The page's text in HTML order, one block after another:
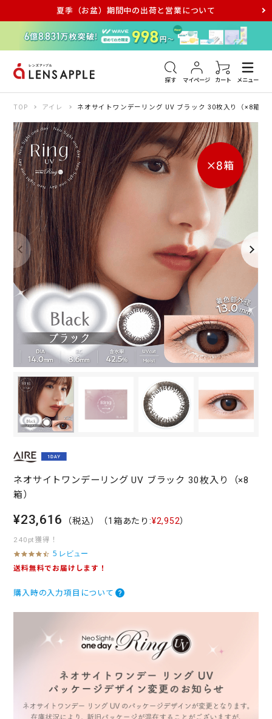
夏季（お盆）期間中の出荷と営業について
探す マイページ カート メニュー
アキュビュー メダリスト メガネ
TOP アイレ ネオサイトワンデーリング UV ブラック 30枚入り（×8箱）
ネオサイトワンデーリング UV ブラック 30枚入り（×8
箱）
¥23,616 （税込） （1箱あたり:¥2,952）
240pt獲得！
4
.
t
a
5 レビュー
送料無料でお届けします！
購入時の入力項目について